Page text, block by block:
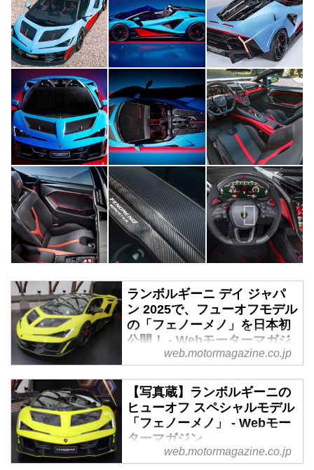
ランボルギーニ デイ ジャパ
ン 2025で、フューオフモデル
の「フェノーメノ」を日本初
公開！ - Webモーターマガジ
2025年10月24日、アウトモビ
リ・ランボルギーニ・ジャパンは
有明アーバンスポーツパークで
「ランボルギーニ デイ ジャパン
2025」を開催。同年8月のモント
レーカーウイークで発表したフュ
web.motormagazine.co.jp
【写真蔵】ランボルギーニの
ヒューオフ スペシャルモデル
「フェノーメノ」 - Webモー
ターマガジン
ランボルギーニ チェントロステ
web.motormagazine.co.jp